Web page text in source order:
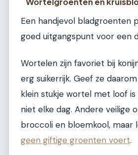
Een handjevol bladgroenten
goed uitgangspunt voor een
Wortelen zijn favoriet bij
erg suikerrijk. Geef ze
klein stukje wortel met loof is
niet elke dag. Andere veilige
broccoli en bloemkool, maar
geen giftige groenten voert.